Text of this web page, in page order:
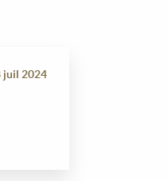
juil 2024